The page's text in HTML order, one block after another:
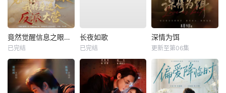
竟然觉醒信息之眼，我转身进入反派大营
已完结
长夜如歌
已完结
深情为饵
更新至第06集